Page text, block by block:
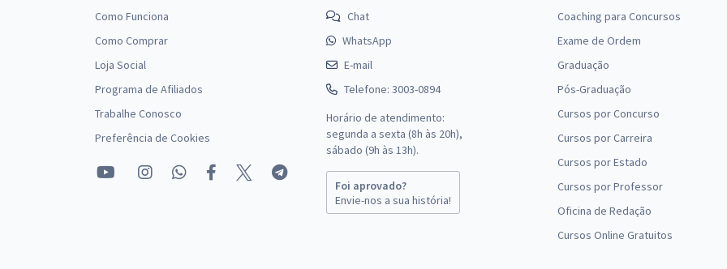
Como Funciona
Como Comprar
Loja Social
Programa de Afiliados
Trabalhe Conosco
Preferência de Cookies
Chat
WhatsApp
E-mail
Telefone: 3003-0894
Horário de atendimento:
segunda a sexta (8h às 20h),
sábado (9h às 13h).
Foi aprovado?
Envie-nos a sua história!
Coaching para Concursos
Exame de Ordem
Graduação
Pós-Graduação
Cursos por Concurso
Cursos por Carreira
Cursos por Estado
Cursos por Professor
Oficina de Redação
Cursos Online Gratuitos